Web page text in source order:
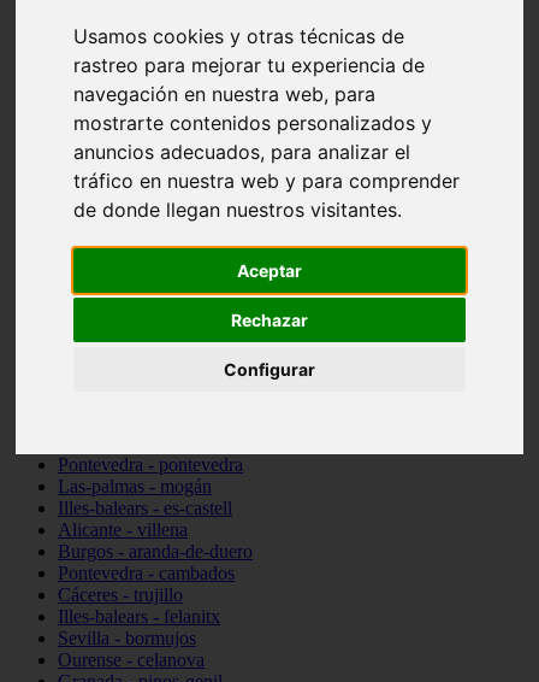
Usamos cookies y otras técnicas de
rastreo para mejorar tu experiencia de
navegación en nuestra web, para
mostrarte contenidos personalizados y
anuncios adecuados, para analizar el
tráfico en nuestra web y para comprender
de donde llegan nuestros visitantes.
Aceptar
Rechazar
Configurar
Málaga - marbella
Asturias - gijón
Girona - figueres
Alicante - santa-pola
Almería - roquetas-de-mar
Girona - tossa-de-mar
Barcelona - sant-cugat-del-vallès
Alicante - l39alfàs-del-pi
Barcelona - vilanova-i-la-geltrú
Castellón - peñíscola
Illes-balears - sant-josep-de-sa-talaia
Pontevedra - pontevedra
Las-palmas - mogán
Illes-balears - es-castell
Alicante - villena
Burgos - aranda-de-duero
Pontevedra - cambados
Cáceres - trujillo
Illes-balears - felanitx
Sevilla - bormujos
Ourense - celanova